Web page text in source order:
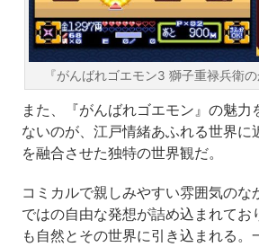
『がんばれゴエモン3 獅子重禄兵衛の
また、『がんばれゴエモン』の魅力
ないのが、江戸情緒あふれる世界に
を融合させた独特の世界観だ。
コミカルで親しみやすい雰囲気のな
ではの自由な発想が詰め込まれてお
も自然とその世界に引き込まれる。